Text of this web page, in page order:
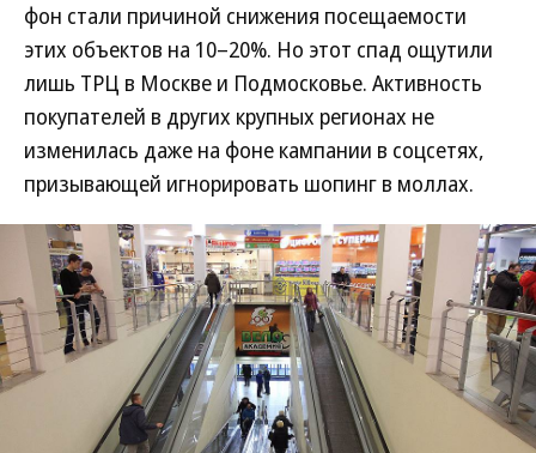
фон стали причиной снижения посещаемости
этих объектов на 10–20%. Но этот спад ощутили
лишь ТРЦ в Москве и Подмосковье. Активность
покупателей в других крупных регионах не
изменилась даже на фоне кампании в соцсетях,
призывающей игнорировать шопинг в моллах.